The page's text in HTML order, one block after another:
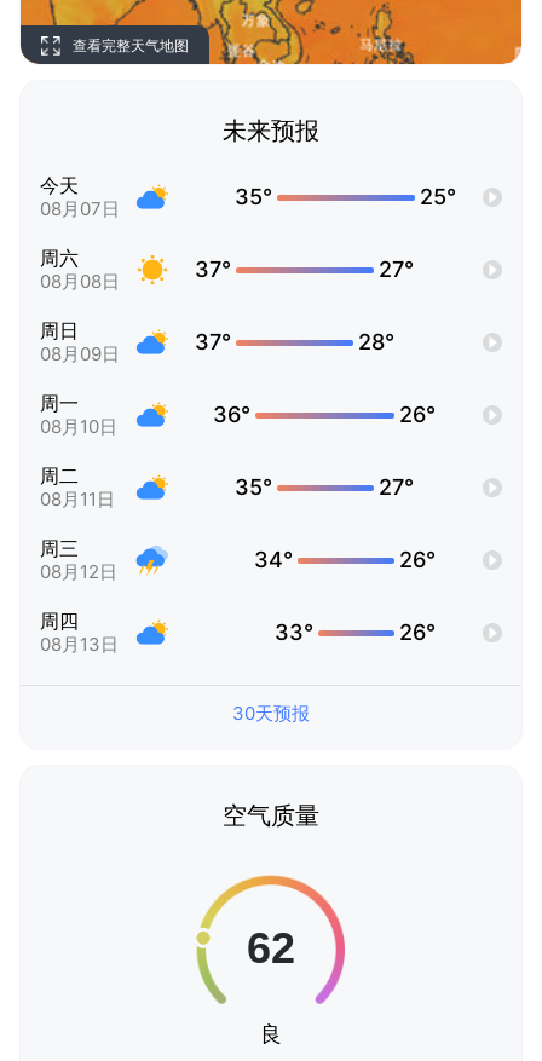
查看完整天气地图
未来预报
今天
08月07日 35° 25°
周六
08月08日 37° 27°
周日
08月09日 37° 28°
周一
08月10日 36° 26°
周二
08月11日 35° 27°
周三
08月12日 34° 26°
周四
08月13日 33° 26°
30天预报
空气质量
良